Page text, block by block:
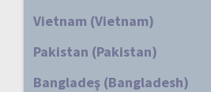
Vietnam (Vietnam)
Pakistan (Pakistan)
Bangladeş (Bangladesh)